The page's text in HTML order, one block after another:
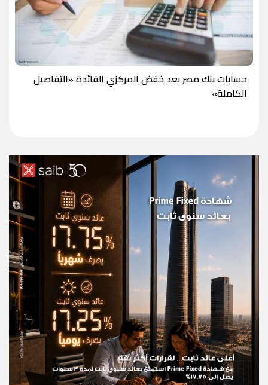
حسابات بنك مصر بعد خفض المركزي الفائدة «التفاصيل
الكاملة»